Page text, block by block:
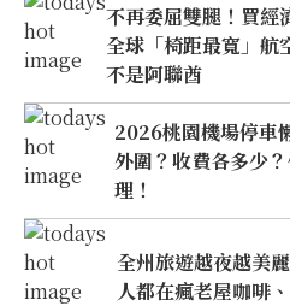
不再委屈雙腿！買
全球「椅距最寬」航
不是阿聯酋
2026桃園機場停車
外圍？收費各多少
理！
全州旅遊越夜越美
人都在瘋老屋咖啡